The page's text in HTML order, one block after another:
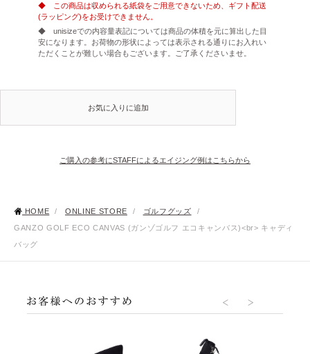
◆ この商品は収められる紙袋をご用意できないため、ギフト配送
(ラッピング)をお受けできません。
◆ unisizeでの内容量表記については商品の体積を元に算出した目
安になります。お荷物の形状によっては表示される通りにお入れい
ただくことが難しい場合もございます。ご了承くださいませ。
お気に入りに追加
ご購入の参考にSTAFFによるエイジング例はこちらから
HOME / ONLINE STORE / ゴルフグッズ
/
GANZO GOLF ECO CANVAS (ガンゾゴルフ エコキャンバス)<br> キャディ
バッグ